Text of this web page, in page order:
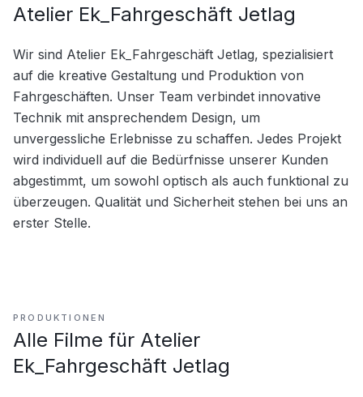
Atelier Ek_Fahrgeschäft Jetlag
Wir sind Atelier Ek_Fahrgeschäft Jetlag, spezialisiert
auf die kreative Gestaltung und Produktion von
Fahrgeschäften. Unser Team verbindet innovative
Technik mit ansprechendem Design, um
unvergessliche Erlebnisse zu schaffen. Jedes Projekt
wird individuell auf die Bedürfnisse unserer Kunden
abgestimmt, um sowohl optisch als auch funktional zu
überzeugen. Qualität und Sicherheit stehen bei uns an
erster Stelle.
PRODUKTIONEN
Alle Filme für Atelier
Ek_Fahrgeschäft Jetlag